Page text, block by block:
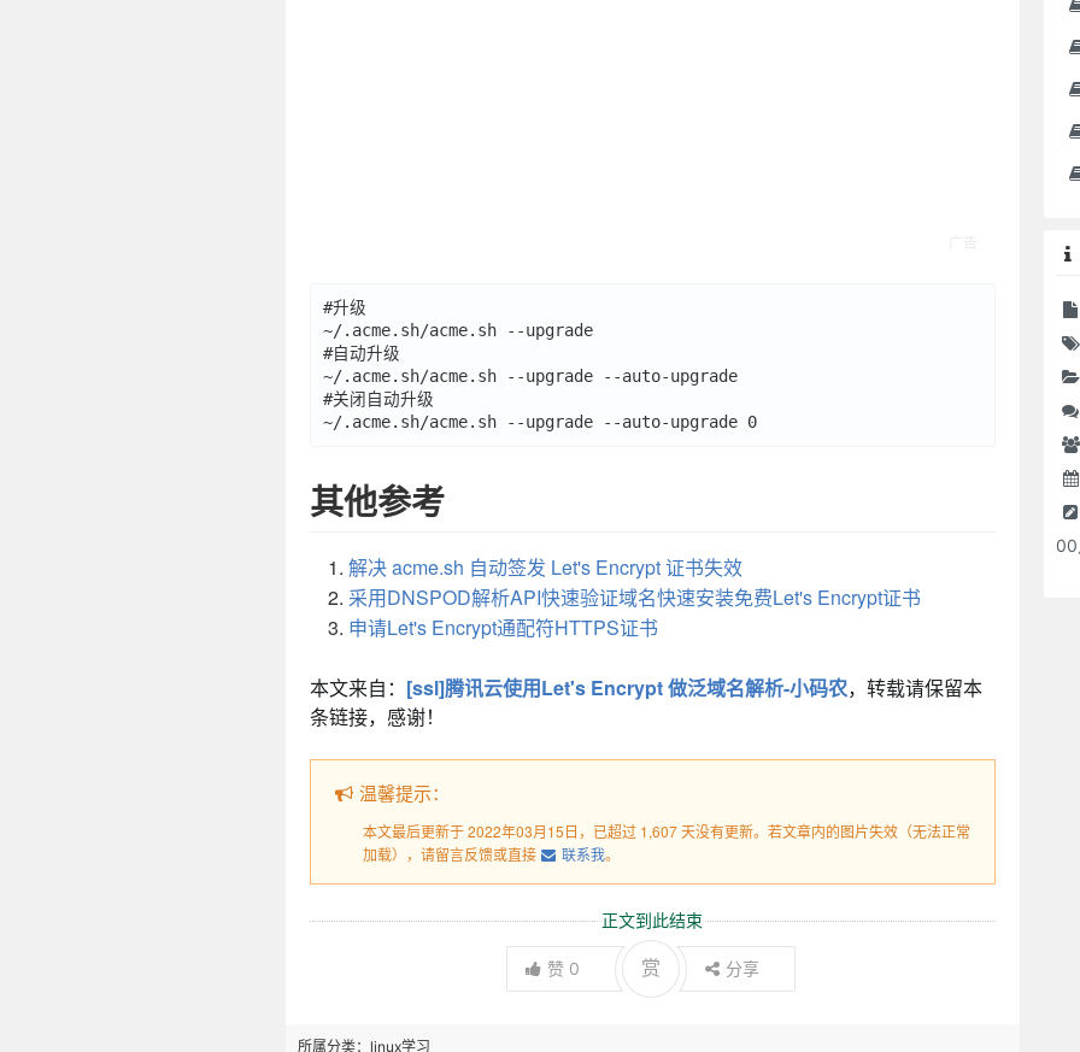
#升级
~/.acme.sh/acme.sh --upgrade
#自动升级
~/.acme.sh/acme.sh --upgrade --auto-upgrade
#关闭自动升级
~/.acme.sh/acme.sh --upgrade --auto-upgrade 0
其他参考
解决 acme.sh 自动签发 Let's Encrypt 证书失效
采用DNSPOD解析API快速验证域名快速安装免费Let's Encrypt证书
申请Let's Encrypt通配符HTTPS证书
本文来自： [ssl]腾讯云使用Let's Encrypt 做泛域名解析-小码农，转载请保留本
条链接，感谢！
温馨提示：
本文最后更新于 2022年03月15日，已超过 1,607 天没有更新。若文章内的图片失效（无法正常
加载），请留言反馈或直接
联系我。
正文到此结束
赞 0 赏 分享
所属分类： linux学习